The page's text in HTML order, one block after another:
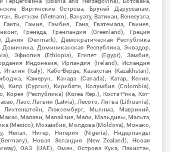
Виргинские Острова, Бруней Даруссалам,
Вьетнам (Vietnam), Вануату, Ватикан, Венесуэла,
Гамия, Гамбия, Гана, Гватемала, Гвинея,
Гренада, Гренландия (Greenland), Греция
Дания (Denmark), Демократическая Республика
Доминиканская Республика, Эквадор,
Эфиопия (Ethiopia), Египет (Egypt), Замбия,
Индонезия, Ирландия (Ireland), Исландия
(Italy), Кабо-Верде, Казахстан (Kazakhstan),
Камерун, Канада (Canada), Катар, Кения,
Кипр (Cyprus), Кирибати, Колумбия (Colombia),
Корея (Республика) (Korea Rep.), Коста-Рика, Кот-
Лаос, Латвия (Latvia), Лесото, Литва (Lithuania),
Люксембург, Мьянма, Маврикий,
Малави, Малайзия, Мали, Мальдивы, Мальта,
(Mexico), Мозамбик, Молдова (Moldova), Монако,
Непал, Нигер, Нигерия (Nigeria), Нидерланды
Новая Зеландия (New Zealand), Новая
ОАЭ (UAE), Оман, Острова Кука, Пакистан,